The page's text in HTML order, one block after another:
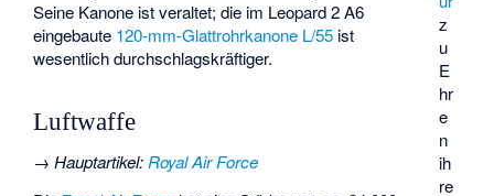
z
u
E
hr
e
n
ih
re
Seine Kanone ist veraltet; die im Leopard 2 A6
eingebaute 120-mm-Glattrohrkanone L/55 ist
wesentlich durchschlagskräftiger.
Luftwaffe
→Hauptartikel: Royal Air Force